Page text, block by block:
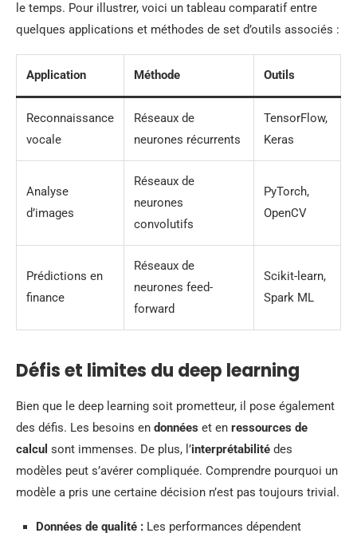
le temps. Pour illustrer, voici un tableau comparatif entre
quelques applications et méthodes de set d’outils associés :
Application Méthode Outils
Reconnaissance
vocale
Réseaux de
neurones récurrents
TensorFlow,
Keras
Analyse
d’images
Réseaux de
neurones
convolutifs
PyTorch,
OpenCV
Prédictions en
finance
Réseaux de
neurones feed-
forward
Scikit-learn,
Spark ML
Défis et limites du deep learning
Bien que le deep learning soit prometteur, il pose également
des défis. Les besoins en données et en ressources de
calcul sont immenses. De plus, l’interprétabilité des
modèles peut s’avérer compliquée. Comprendre pourquoi un
modèle a pris une certaine décision n’est pas toujours trivial.
Données de qualité : Les performances dépendent